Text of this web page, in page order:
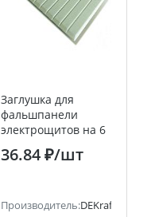
Заглушка для
фальшпанели
электрощитов на 6
м DEKraft
36.84 ₽/шт
Производитель:DEKraft